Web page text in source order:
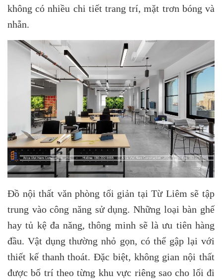
không có nhiều chi tiết trang trí, mặt trơn bóng và
nhẵn.
Đồ nội thất văn phòng tối giản tại Từ Liêm sẽ tập
trung vào công năng sử dụng. Những loại bàn ghế
hay tủ kệ đa năng, thông minh sẽ là ưu tiên hàng
đầu. Vật dụng thường nhỏ gọn, có thể gập lại với
thiết kế thanh thoát. Đặc biệt, không gian nội thất
được bố trí theo từng khu vực riêng sao cho lối đi